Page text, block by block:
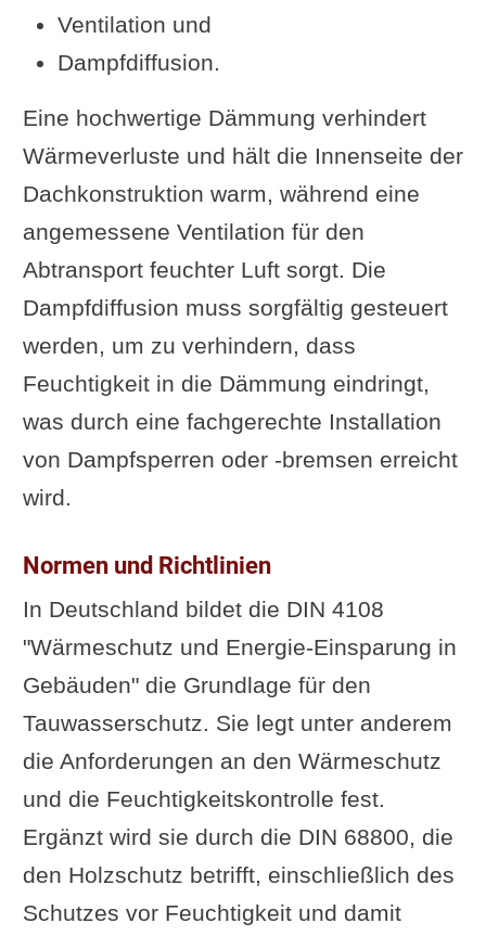
Ventilation und
Dampfdiffusion.
Eine hochwertige Dämmung verhindert
Wärmeverluste und hält die Innenseite der
Dachkonstruktion warm, während eine
angemessene Ventilation für den
Abtransport feuchter Luft sorgt. Die
Dampfdiffusion muss sorgfältig gesteuert
werden, um zu verhindern, dass
Feuchtigkeit in die Dämmung eindringt,
was durch eine fachgerechte Installation
von Dampfsperren oder -bremsen erreicht
wird.
Normen und Richtlinien
In Deutschland bildet die DIN 4108
"Wärmeschutz und Energie-Einsparung in
Gebäuden" die Grundlage für den
Tauwasserschutz. Sie legt unter anderem
die Anforderungen an den Wärmeschutz
und die Feuchtigkeitskontrolle fest.
Ergänzt wird sie durch die DIN 68800, die
den Holzschutz betrifft, einschließlich des
Schutzes vor Feuchtigkeit und damit